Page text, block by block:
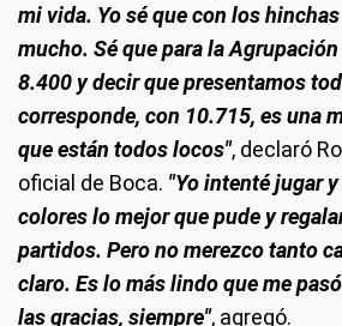
mi vida. Yo sé que con los
mucho. Sé que para la
8.400 y decir que presentamos
corresponde, con 10.715, es una
que están todos locos", declaró
oficial de Boca. "Yo intenté jugar
colores lo mejor que pude y
partidos. Pero no merezco tanto
claro. Es lo más lindo que me
las gracias, siempre", agregó.